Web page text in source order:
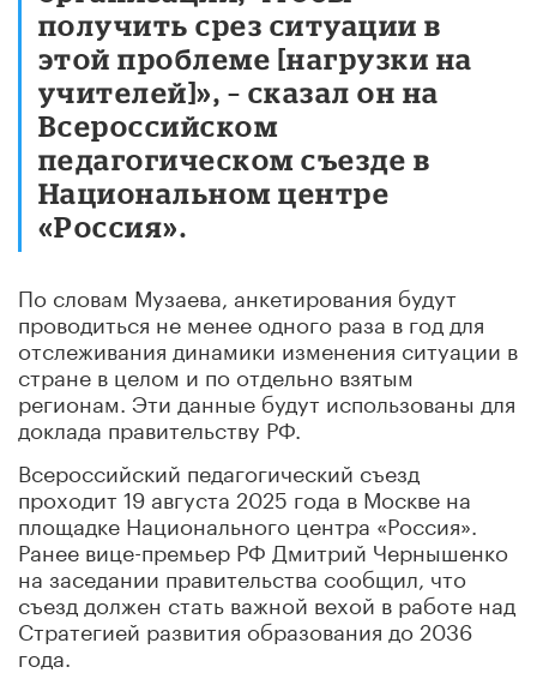
получить срез ситуации в
этой проблеме [нагрузки на
учителей]», – сказал он на
Всероссийском
педагогическом съезде в
Национальном центре
«Россия».
По словам Музаева, анкетирования будут
проводиться не менее одного раза в год для
отслеживания динамики изменения ситуации в
стране в целом и по отдельно взятым
регионам. Эти данные будут использованы для
доклада правительству РФ.
Всероссийский педагогический съезд
проходит 19 августа 2025 года в Москве на
площадке Национального центра «Россия».
Ранее вице-премьер РФ Дмитрий Чернышенко
на заседании правительства сообщил, что
съезд должен стать важной вехой в работе над
Стратегией развития образования до 2036
года.